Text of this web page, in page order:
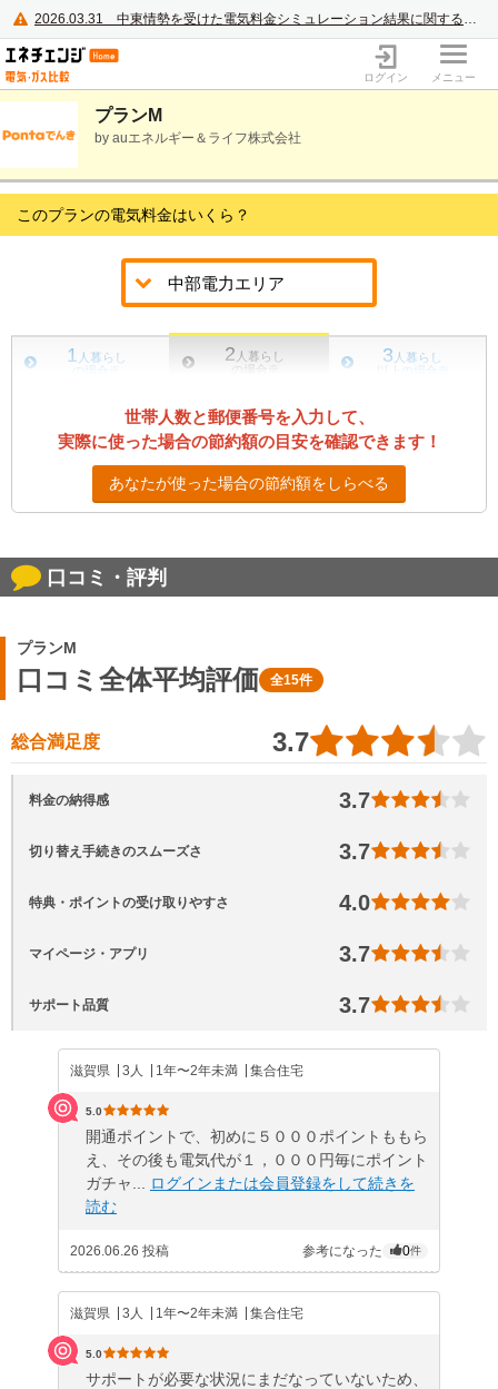
2026.03.31 中東情勢を受けた電気料金シミュレーション結果に関するご案内
電力・ガス比較サイト エネチェンジ
ログイン メニュー
プランM
by auエネルギー＆ライフ株式会社
このプランの電気料金はいくら？
1 人暮らし
の場合
2 人暮らし
の場合
※
3 人暮らし
以上の場合
世帯人数と郵便番号を入力して、
実際に使った場合の節約額の目安を確認できます！
あなたが使った場合の節約額をしらべる
口コミ・評判
プランM
口コミ全体平均評価 全15件
総合満足度 3.7
料金の納得感 3.7
切り替え手続きのスムーズさ 3.7
特典・ポイントの受け取りやすさ 4.0
マイページ・アプリ 3.7
サポート品質 3.7
滋賀県 3人 1年〜2年未満 集合住宅
5.0
開通ポイントで、初めに５０００ポイントももら
え、その後も電気代が１，０００円毎にポイント
ガチャ...
ログインまたは会員登録をして続きを
読む
2026.06.26 投稿 参考になった 0件
滋賀県 3人 1年〜2年未満 集合住宅
5.0
サポートが必要な状況にまだなっていないため、